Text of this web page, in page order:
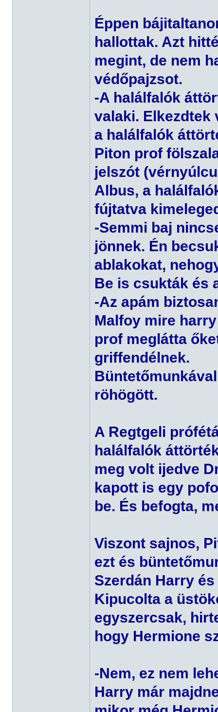
Éppen
hallottak. Azt
megint, de nem
védőpajzsot.
-A halálfalók
valaki. Elkezdtek
a halálfalók
Piton prof
jelszót
Albus, a
fújtatva
-Semmi baj
jönnek. Én
ablakokat,
Be is csukták és
-Az apám
Malfoy mire
prof meglátta
griffendélnek.
röhögött.
A Regtgeli
halálfalók
meg volt ijedve
kapott is egy
be. És befogta,
Viszont sajnos,
ezt és
Szerdán Harry
Kipucolta a
egyszercsak,
hogy Hermione
-Nem, ez nem
Harry már